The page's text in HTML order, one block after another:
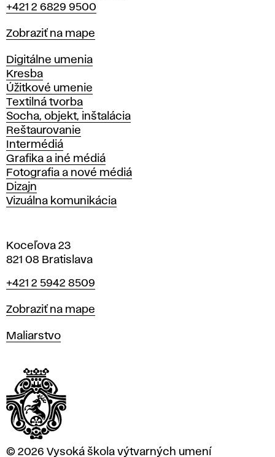
+421 2 6829 9500
Mapa
Zobraziť na mape
Katedry
Digitálne umenia
Kresba
Úžitkové umenie
Textilná tvorba
Socha, objekt, inštalácia
Reštaurovanie
Intermédiá
Grafika a iné médiá
Fotografia a nové médiá
Dizajn
Vizuálna komunikácia
Koceľova 23
821 08 Bratislava
Telefón
+421 2 5942 8509
Mapa
Zobraziť na mape
Katedry
Maliarstvo
© 2026 Vysoká škola výtvarných umení